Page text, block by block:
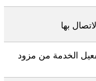
الخدمة من مزود